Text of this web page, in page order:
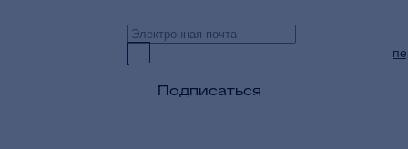
Подписаться